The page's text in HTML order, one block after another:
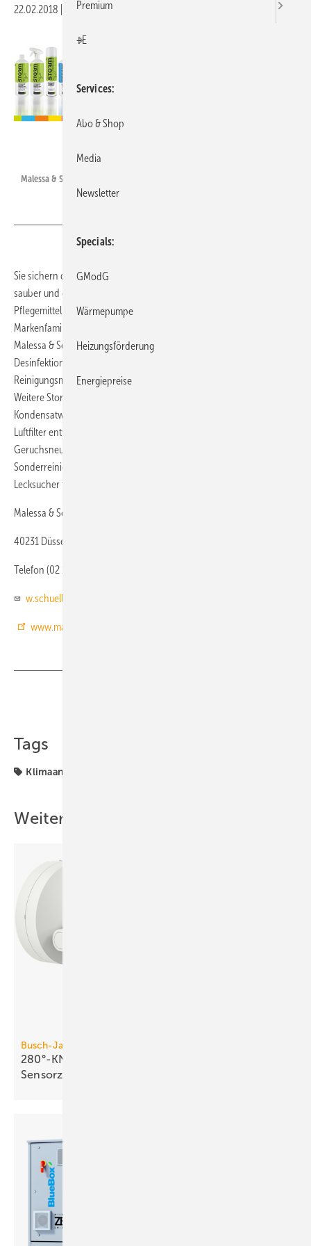
22.02.2018 Veröffentlicht in
Malessa & Schüller: Reinigungs- und Pflegemittelprodukte Storm.
Sie sichern die Anlageneffizienz, schützen die Gesundheit, halten
sauber und dienen dem Service: Die Reinigungs- und
Pflegemittelprodukte Storm für die Kälte- und Klimatechnik. Die
Markenfamilie Storm wird in Deutschland seit Dezember 2017 von
Malessa & Schüller angeboten. Zur Prävention, Reinigung,
Desinfektion, als Fettlöser und für den Oberflächenschutz sind die
Reinigungsmittel als Konzentrat und gebrauchsfertig erhältlich.
Weitere Storm-Produkte wurden speziell zur Reinigung von
Kondensatwannen, für Anlagengehäuse, für Lüftungskanäle sowie für
Luftfilter entwickelt. Für die Luftbehandlung kann eine Serie auch als
Geruchsneutralisierer verwendet werden. Darüber hinaus gibt es
Sonderreiniger für Abflüsse und Eiswürfelerzeuger sowie einen
Lecksucher für Kältekreisläufe.
Malessa & Schüller
40231 Düsseldorf
Telefon (02 11) 46 79 79
w.schueller@malessa-schueller.de
www.malessa-schueller.de
Tags
Klimaanlage
Weitere Inhalte
Busch-Jaeger
280°-KNX-Bewegungsmelder mit vier
Sensorzonen
Premium
+E
Services
Abo & Shop
Media
Newsletter
Specials
GModG
Wärmepumpe
Heizungsförderung
Energiepreise